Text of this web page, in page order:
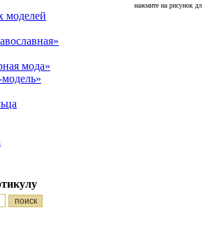
моделей
мода»
нажмите на рисунок